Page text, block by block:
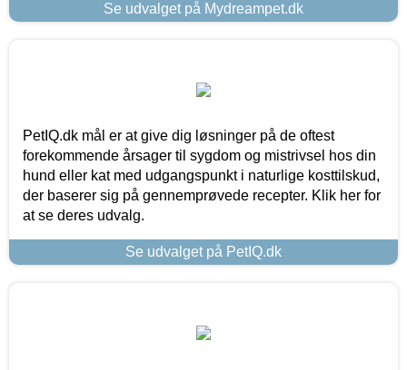
Se udvalget på Mydreampet.dk
PetIQ.dk mål er at give dig løsninger på de oftest
forekommende årsager til sygdom og mistrivsel hos din
hund eller kat med udgangspunkt i naturlige kosttilskud,
der baserer sig på gennemprøvede recepter. Klik her for
at se deres udvalg.
Se udvalget på PetIQ.dk